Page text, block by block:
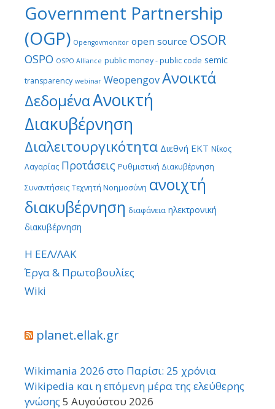
Government Partnership
(OGP) Opengovmonitor open source OSOR
OSPO OSPO Alliance public money - public code semic
transparency webinar WeopengovΑνοικτά
ΔεδομέναΑνοικτή
Διακυβέρνηση
Διαλειτουργικότητα Διεθνή ΕΚΤ Νίκος
Λαγαρίας Προτάσεις Ρυθμιστική Διακυβέρνηση
Συναντήσεις Τεχνητή Νοημοσύνη ανοιχτή
διακυβέρνηση διαφάνεια ηλεκτρονική
διακυβέρνηση
Η ΕΕΛ/ΛΑΚ
Έργα & Πρωτοβουλίες
Wiki
planet.ellak.gr
Wikimania 2026 στο Παρίσι: 25 χρόνια
Wikipedia και η επόμενη μέρα της ελεύθερης
γνώσης 5 Αυγούστου 2026